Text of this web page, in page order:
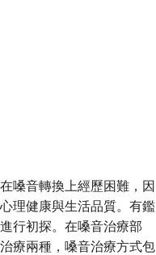
嗓音轉換上經歷困難，因
理健康與生活品質。有鑑
行初探。在嗓音治療部
療兩種，嗓音治療方式包